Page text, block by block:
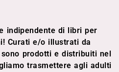
indipendente di libri per
Curati e/o illustrati da
prodotti e distribuiti nel
trasmettere agli adulti